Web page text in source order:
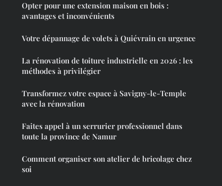
Opter pour une extension maison en bois :
avantages et inconvénients
Votre dépannage de volets à Quiévrain en urgence
La rénovation de toiture industrielle en 2026 : les
méthodes à privilégier
Transformez votre espace à Savigny-le-Temple
avec la rénovation
Faites appel à un serrurier professionnel dans
toute la province de Namur
Comment organiser son atelier de bricolage chez
soi